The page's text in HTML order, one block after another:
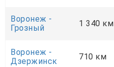
Воронеж -
Грозный
1 340 км
Воронеж -
Дзержинск
710 км